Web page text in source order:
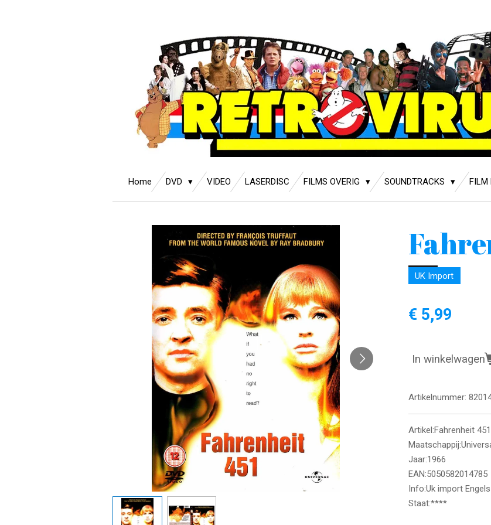
Home DVD VIDEO LASERDISC FILMS OVERIG SOUNDTRACKS FILM
UK Import
€ 5,99
In winkelwagen
Artikelnummer:
Artikel:Fahrenheit
Jaar:1966
EAN:5050582014785
Info:Uk import
Staat:****